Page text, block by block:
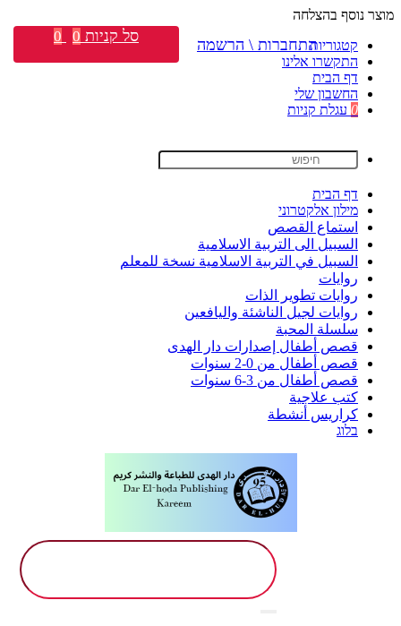
מוצר נוסף בהצלחה
קטגוריות
התקשרו אלינו
דף הבית
החשבון שלי
0 עגלת קניות
דף הבית
מילון אלקטרוני
استماع القصص
السبيل الى التربية الاسلامية
السبيل في التربية الاسلامية نسخة للمعلم
روايات
روايات تطوير الذات
روايات لجيل الناشئة واليافعين
سلسلة المحبة
قصص أطفال إصدارات دار الهدى
قصص أطفال من 0-2 سنوات
قصص أطفال من 3-6 سنوات
كتب علاجية
كراريس أنشطة
בלוג
התחברות \ הרשמה סל קניות 0
0